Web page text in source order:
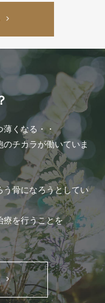
くなる・・
チカラが働いていま
う骨になろうとしてい
療を行うことを